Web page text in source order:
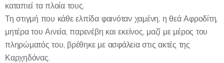
καταπιεί τα πλοία τους.
Τη στιγμή που κάθε ελπίδα φαινόταν χαμένη, η θεά Αφροδίτη,
μητέρα του Αινεία, παρενέβη και εκείνος, μαζί με μέρος του
πληρώματός του, βρέθηκε με ασφάλεια στις ακτές της
Καρχηδόνας.